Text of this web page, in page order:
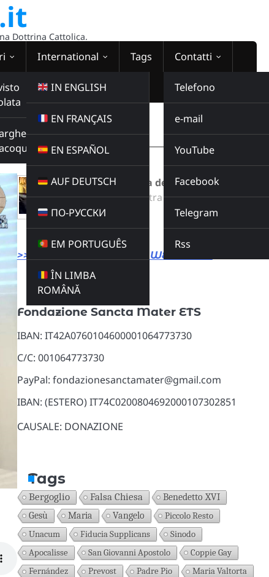
Dottrina Cattolica.
International
IN ENGLISH
EN FRANÇAIS
EN ESPAÑOL
AUF DEUTSCH
ПО-РУССКИ
EM PORTUGUÊS
ÎN LIMBA
ROMÂNĂ
Tags Contatti
Telefono
e-mail
YouTube
Facebook
Telegram
Rss
WEBRADIO
00:00:00
Catechesi puntata del 04 05 24
Radio Domina Nostra
CATECHESI
Buy this album
>>> LINK DIRETTO ALLA WEBRADIO
Donazioni
Fondazione Sancta Mater ETS
IBAN: IT42A0760104600001064773730
C/C: 001064773730
PayPal: fondazionesanctamater@gmail.com
IBAN: (ESTERO) IT74C0200804692000107302851
CAUSALE: DONAZIONE
Tags
Bergoglio Falsa Chiesa Benedetto XVI
Gesù Maria Vangelo
Piccolo Resto
Unacum
Fiducia Supplicans
Sinodo
Apocalisse
San Giovanni Apostolo Coppie Gay
Fernández Prevost Padre Pio
Maria Valtorta